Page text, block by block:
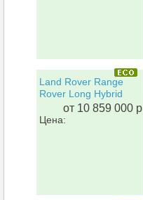
Land Rover Range
Rover Long Hybrid
от 10 859 000 р
Цена: